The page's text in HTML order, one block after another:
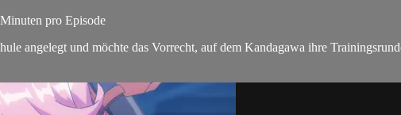
pro Episode
angelegt und möchte das Vorrecht, auf dem Kandagawa ihre